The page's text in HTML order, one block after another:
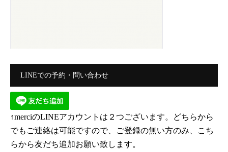
LINEでの予約・問い合わせ
↑merciのLINEアカウントは２つございます。どちらから
でもご連絡は可能ですので、ご登録の無い方のみ、こち
らから友だち追加お願い致します。